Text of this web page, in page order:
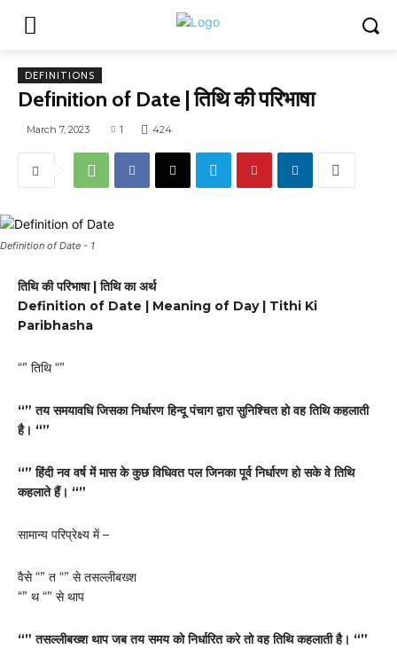
DEFINITIONS
Definition of Date | तिथि की परिभाषा
March 7, 2023 1 424
Definition of Date - 1
तिथि की परिभाषा | तिथि का अर्थ
Definition of Date | Meaning of Day | Tithi Ki
Paribhasha
“” तिथि “”
“” तय समयावधि जिसका निर्धारण हिन्दू पंचाग द्वारा सुनिश्चित हो वह तिथि कहलाती
है। “”
“” हिंदी नव वर्ष में मास के कुछ विधिवत पल जिनका पूर्व निर्धारण हो सके वे तिथि
कहलाते हैं। “”
सामान्य परिप्रेक्ष्य में –
वैसे “” त “” से तसल्लीबख्श
“” थ “” से थाप
“” तसल्लीबख्श थाप जब तय समय को निर्धारित करे तो वह तिथि कहलाती है। “”